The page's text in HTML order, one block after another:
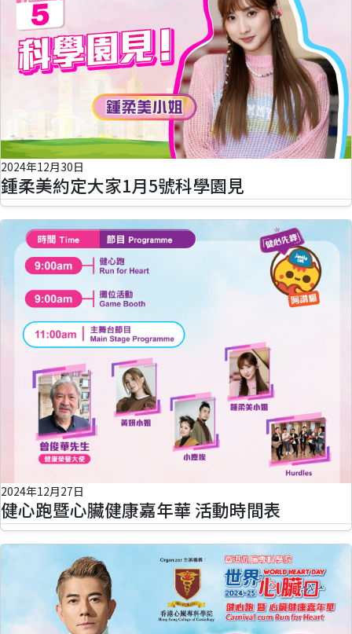
2024年12月30日
鍾柔美約定大家1月5號科學園見
2024年12月27日
健心跑暨心臟健康嘉年華 活動時間表